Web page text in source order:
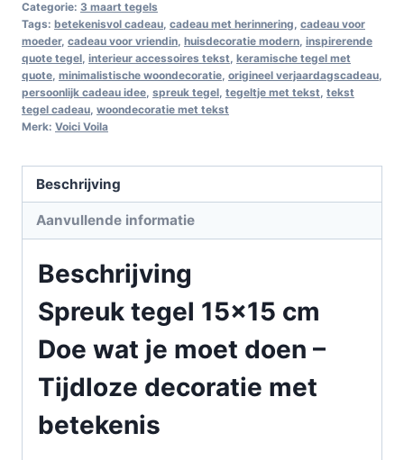
Categorie: 3 maart tegels
Tags: betekenisvol cadeau cadeau met herinnering cadeau voor
moeder, cadeau voor vriendin huisdecoratie modern inspirerende
quote tegel interieur accessoires tekst keramische tegel met
quote minimalistische woondecoratie origineel verjaardagscadeau
persoonlijk cadeau idee spreuk tegel tegeltje met tekst tekst
tegel cadeau woondecoratie met tekst
Merk: Voici Voila
Beschrijving
Aanvullende informatie
Beschrijving
Spreuk tegel 15×15 cm
Doe wat je moet doen –
Tijdloze decoratie met
betekenis